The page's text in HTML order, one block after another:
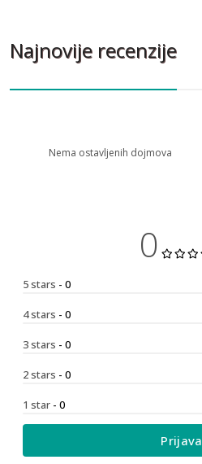
Najnovije recenzije
Nema ostavljenih dojmova
0
5 stars - 0
4 stars - 0
3 stars - 0
2 stars - 0
1 star - 0
Prijava